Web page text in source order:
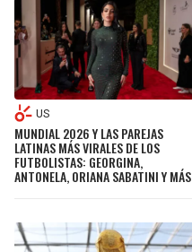
US
MUNDIAL 2026 Y LAS PAREJAS
LATINAS MÁS VIRALES DE LOS
FUTBOLISTAS: GEORGINA,
ANTONELA, ORIANA SABATINI Y MÁS